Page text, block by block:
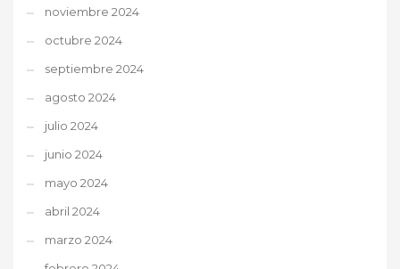
noviembre 2024
octubre 2024
septiembre 2024
agosto 2024
julio 2024
junio 2024
mayo 2024
abril 2024
marzo 2024